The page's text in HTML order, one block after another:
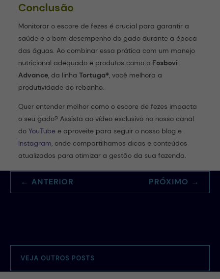
Conclusão
Monitorar o escore de fezes é crucial para garantir a
saúde e o bom desempenho do gado durante a época
das águas. Ao combinar essa prática com um manejo
nutricional adequado e produtos como o Fosbovi
Advance, da linhaTortuga®, você melhora a
produtividade do rebanho.
Quer entender melhor como o escore de fezes impacta
o seu gado? Assista ao vídeo exclusivo no nosso canal
doYouTube e aproveite para seguir o nosso blog e
Instagram, onde compartilhamos dicas e conteúdos
atualizados para otimizar a gestão da sua fazenda.
←ANTERIOR PRÓXIMO →
VEJA OUTROS POSTS